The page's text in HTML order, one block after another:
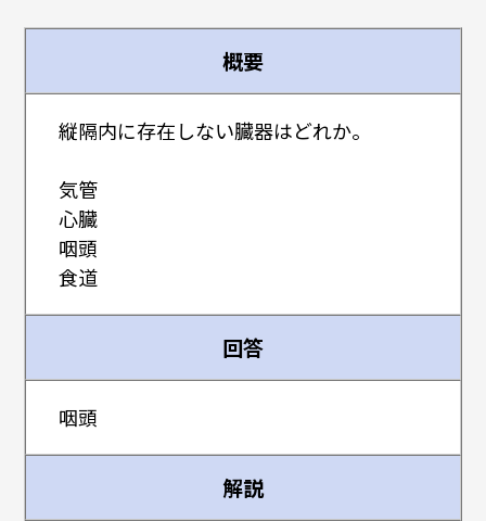
概要
縦隔内に存在しない臓器はどれか。
気管
心臓
咽頭
食道
回答
咽頭
解説